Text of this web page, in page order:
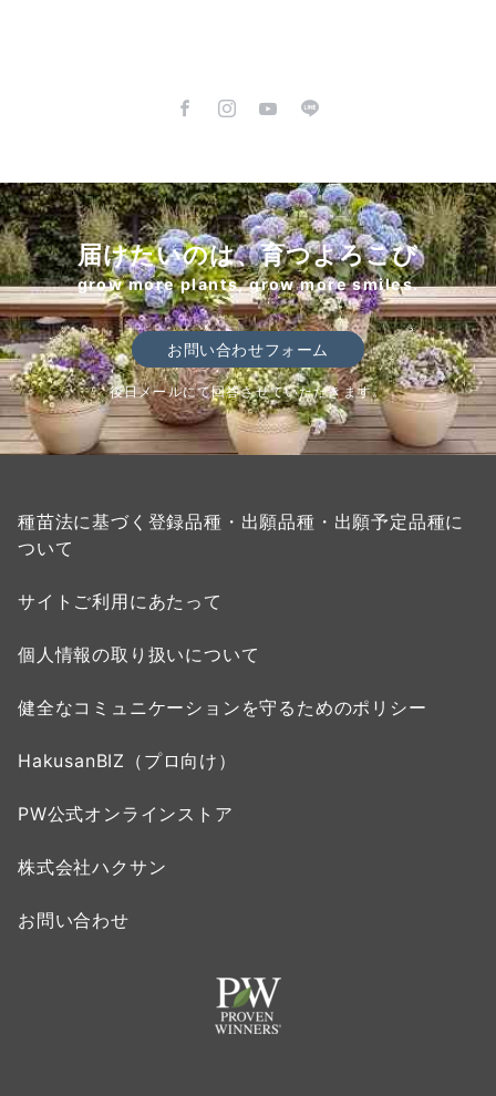
届けたいのは、育つよろこび
grow more plants, grow more smiles.
お問い合わせフォーム
後日メールにて回答させていただきます。
種苗法に基づく登録品種・出願品種・出願予定品種に
ついて
サイトご利用にあたって
個人情報の取り扱いについて
健全なコミュニケーションを守るためのポリシー
HakusanBIZ（プロ向け）
PW公式オンラインストア
株式会社ハクサン
お問い合わせ